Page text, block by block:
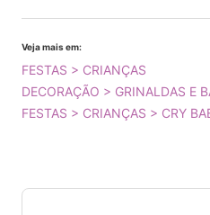
Veja mais em:
FESTAS > CRIANÇAS
DECORAÇÃO > GRINALDAS E
FESTAS > CRIANÇAS > CRY